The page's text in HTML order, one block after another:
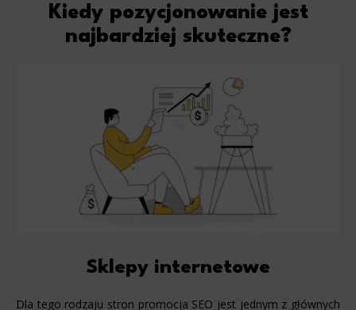
Kiedy pozycjonowanie jest
najbardziej skuteczne?
Sklepy internetowe
Dla tego rodzaju stron promocja SEO jest jednym z głównych